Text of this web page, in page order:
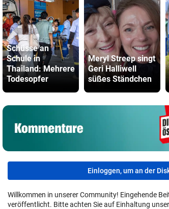
Schüsse an
Schule in
Thailand: Mehrere
Todesopfer
Meryl Streep singt
Geri Halliwell
süßes Ständchen
Einloggen, um an der
Willkommen in unserer Community! Eingehende
veröffentlicht. Bitte achten Sie auf Einhaltung